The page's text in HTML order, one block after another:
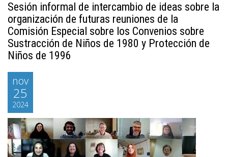
Sesión informal de intercambio de ideas sobre la
organización de futuras reuniones de la
Comisión Especial sobre los Convenios sobre
Sustracción de Niños de 1980 y Protección de
Niños de 1996
nov
25
2024